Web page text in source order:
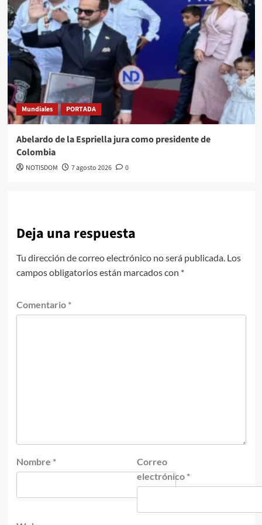
Mundiales PORTADA
Abelardo de la Espriella jura como presidente de
Colombia
NOTISDOM 7 agosto 2026 0
Deja una respuesta
Tu dirección de correo electrónico no será publicada. Los
campos obligatorios están marcados con *
Comentario *
Nombre *
Correo
electrónico *